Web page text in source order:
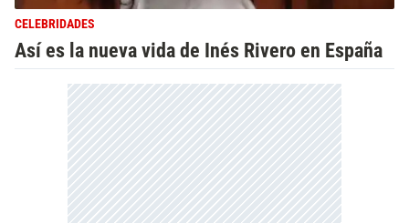
CELEBRIDADES
Así es la nueva vida de Inés Rivero en España